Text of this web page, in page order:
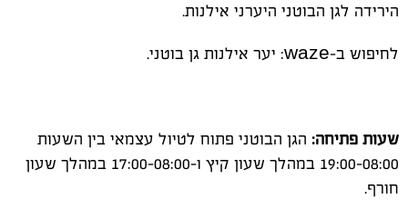
הירידה לגן הבוטני היערני אילנות.
לחיפוש ב-waze: יער אילנות גן בוטני.
שעות פתיחה: הגן הבוטני פתוח לטיול עצמאי בין השעות
19:00-08:00 במהלך שעון קיץ ו-17:00-08:00 במהלך שעון
חורף.